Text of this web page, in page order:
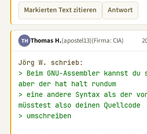
Markierten Text zitieren Antwort
TH Thomas H.(apostel13)(Firma: CIA)
Jörg W. schrieb:
> Beim GNU-Assembler kannst du
aber der hat halt rundum
> eine andere Syntax als der
müsstest also deinen Quellcode
> umschreiben